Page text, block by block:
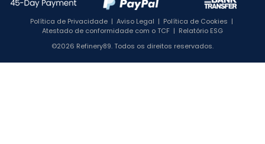
Política de Privacidade | Aviso Legal | Política de Cookies |
Atestado de conformidade com o TCF | Relatório ESG
©2026 Refinery89. Todos os direitos reservados.